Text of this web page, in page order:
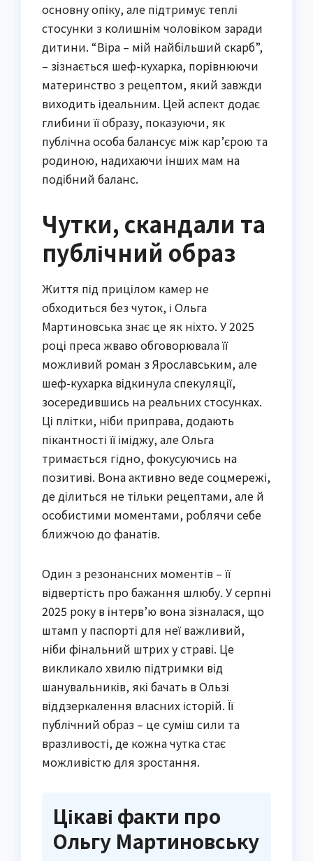
основну опіку, але підтримує теплі
стосунки з колишнім чоловіком заради
дитини. “Віра – мій найбільший скарб”,
– зізнається шеф-кухарка, порівнюючи
материнство з рецептом, який завжди
виходить ідеальним. Цей аспект додає
глибини її образу, показуючи, як
публічна особа балансує між кар’єрою та
родиною, надихаючи інших мам на
подібний баланс.
Чутки, скандали та
публічний образ
Життя під прицілом камер не
обходиться без чуток, і Ольга
Мартиновська знає це як ніхто. У 2025
році преса жваво обговорювала її
можливий роман з Ярославським, але
шеф-кухарка відкинула спекуляції,
зосередившись на реальних стосунках.
Ці плітки, ніби приправа, додають
пікантності її іміджу, але Ольга
тримається гідно, фокусуючись на
позитиві. Вона активно веде соцмережі,
де ділиться не тільки рецептами, але й
особистими моментами, роблячи себе
ближчою до фанатів.
Один з резонансних моментів – її
відвертість про бажання шлюбу. У серпні
2025 року в інтерв’ю вона зізналася, що
штамп у паспорті для неї важливий,
ніби фінальний штрих у страві. Це
викликало хвилю підтримки від
шанувальників, які бачать в Ользі
віддзеркалення власних історій. Її
публічний образ – це суміш сили та
вразливості, де кожна чутка стає
можливістю для зростання.
Цікаві факти про
Ольгу Мартиновську